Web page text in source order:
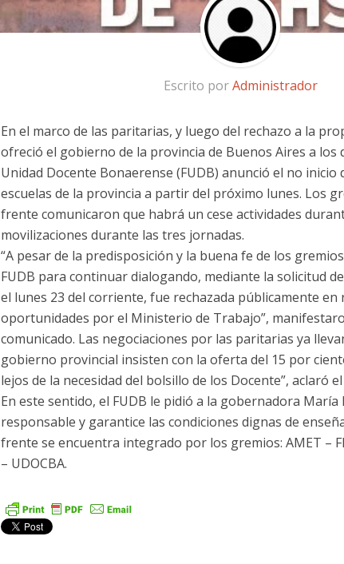
Escrito porAdministrador
En el marco de las paritarias, y luego del rechazo a la
ofreció el gobierno de la provincia de Buenos Aires a los
Unidad Docente Bonaerense (FUDB) anunció el no inicio
escuelas de la provincia a partir del próximo lunes. Los
frente comunicaron que habrá un cese actividades
movilizaciones durante las tres jornadas.
“A pesar de la predisposición y la buena fe de los
FUDB para continuar dialogando, mediante la solicitud
el lunes 23 del corriente, fue rechazada públicamente en
oportunidades por el Ministerio de Trabajo”,
comunicado. Las negociaciones por las paritarias ya
gobierno provincial insisten con la oferta del 15 por
lejos de la necesidad del bolsillo de los Docente”, aclaró
En este sentido, el FUDB le pidió a la gobernadora María
responsable y garantice las condiciones dignas de
frente se encuentra integrado por los gremios: AMET –
– UDOCBA.